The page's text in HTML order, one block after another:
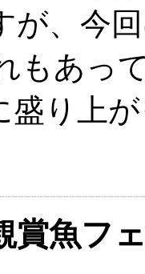
が、今
もあっ
盛り上
賞魚